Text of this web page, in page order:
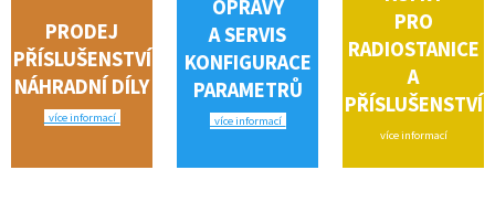
PRODEJ
PŘÍSLUŠENSTVÍ
NÁHRADNÍ DÍLY
více informací
OPRAVY
ASERVIS
KONFIGURACE
PARAMETRŮ
více informací
PRO
RADIOSTANICE
A
PŘÍSLUŠENSTVÍ
více informací